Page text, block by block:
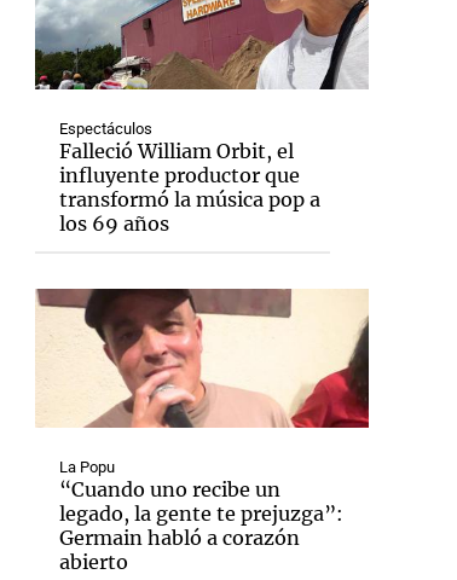
Espectáculos
Falleció William Orbit, el
influyente productor que
transformó la música pop a
los 69 años
La Popu
“Cuando uno recibe un
legado, la gente te prejuzga”:
Germain habló a corazón
abierto
Notas